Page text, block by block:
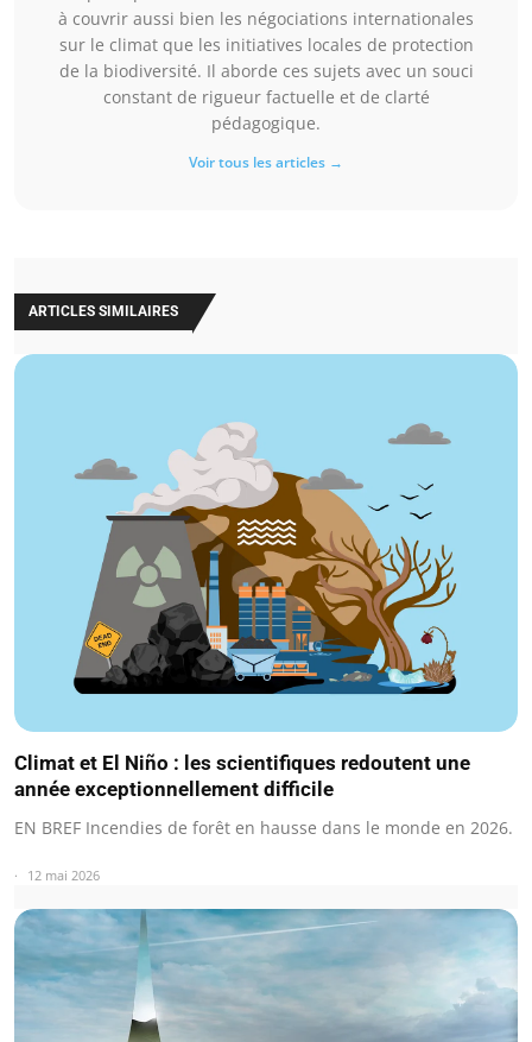
à couvrir aussi bien les négociations internationales
sur le climat que les initiatives locales de protection
de la biodiversité. Il aborde ces sujets avec un souci
constant de rigueur factuelle et de clarté
pédagogique.
Voir tous les articles →
ARTICLES SIMILAIRES
Climat et El Niño : les scientifiques redoutent une
année exceptionnellement difficile
EN BREF Incendies de forêt en hausse dans le monde en 2026.
12 mai 2026